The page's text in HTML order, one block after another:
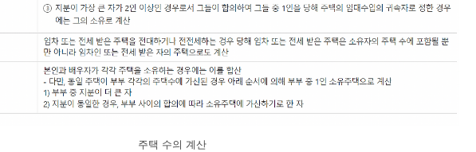
주택 수의 계산